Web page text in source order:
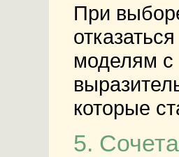
При
моделям
которые
5.